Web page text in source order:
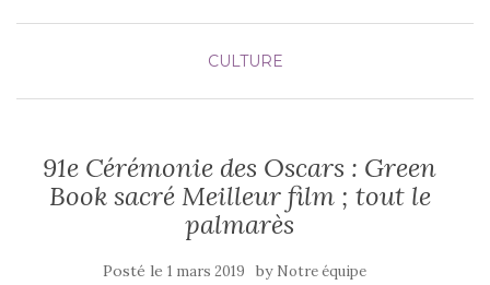
CULTURE
91e Cérémonie des Oscars : Green
Book sacré Meilleur film ; tout le
palmarès
Posté le 1 mars 2019 by Notre équipe